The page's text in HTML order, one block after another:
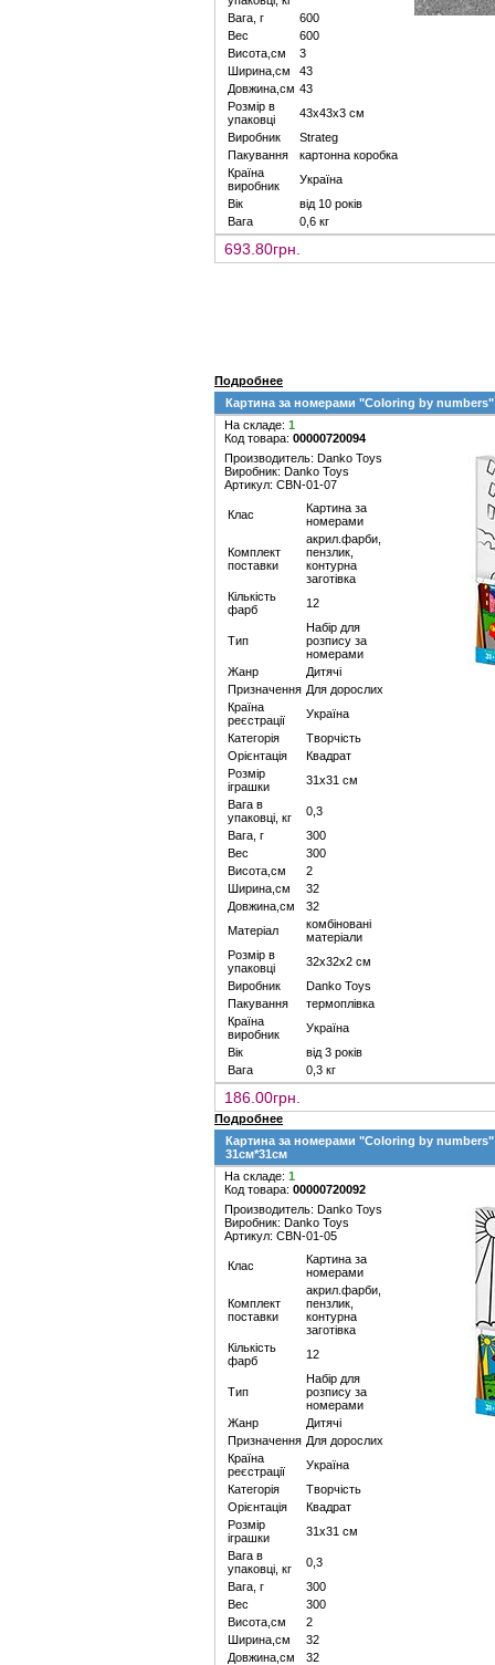
Вага, г
600
Вес
600
Висота,см
3
Ширина,см
43
Довжина,см 43
Розмір в
упаковці
43х43х3 см
Виробник
Strateg
Пакування
картонна коробка
Країна
виробник
Україна
Вік
від 10 років
Вага
0,6 кг
693.80грн.
Подробнее
Картина за номерами "Coloring by
На складе: 1
Код товара: 00000720094
Производитель: Danko Toys
Виробник: Danko Toys
Артикул: CBN-01-07
Клас
Картина за
номерами
Комплект
поставки
акрил.фарби,
пензлик,
контурна
заготівка
Кількість
фарб
12
Тип
Набір для
розпису за
номерами
Жанр
Дитячі
Призначення Для дорослих
Країна
реєстрації
Україна
Категорія
Творчість
Орієнтація
Квадрат
Розмір
іграшки
31х31 см
Вага в
упаковці, кг
0,3
Вага, г
300
Вес
300
Висота,см
2
Ширина,см
32
Довжина,см
32
Матеріал
комбіновані
матеріали
Розмір в
упаковці
32х32х2 см
Виробник
Danko Toys
Пакування
термоплівка
Країна
виробник
Україна
Вік
від 3 років
Вага
0,3 кг
186.00грн.
Подробнее
Картина за номерами "Coloring by
31см*31см
На складе: 1
Код товара: 00000720092
Производитель: Danko Toys
Виробник: Danko Toys
Артикул: CBN-01-05
Клас
Картина за
номерами
Комплект
поставки
акрил.фарби,
пензлик,
контурна
заготівка
Кількість
фарб
12
Тип
Набір для
розпису за
номерами
Жанр
Дитячі
Призначення Для дорослих
Країна
реєстрації
Україна
Категорія
Творчість
Орієнтація
Квадрат
Розмір
іграшки
31х31 см
Вага в
упаковці, кг
0,3
Вага, г
300
Вес
300
Висота,см
2
Ширина,см
32
Довжина,см
32